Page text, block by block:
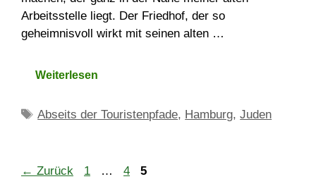
Arbeitsstelle liegt. Der Friedhof, der so
geheimnisvoll wirkt mit seinen alten …
Weiterlesen
Schlagwörter
Abseits der Touristenpfade, Hamburg,Juden
← Zurück Seite
1 … Seite
4 Seite
5